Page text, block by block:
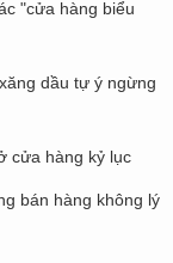
"cửa hàng biểu
dầu tự ý ngừng
cửa hàng kỷ lục
bán hàng không lý